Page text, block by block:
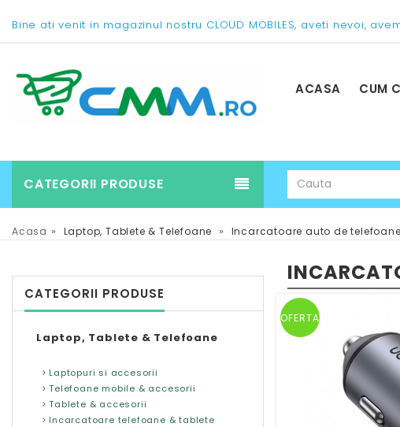
Bine ati venit in magazinul nostru CLOUD MOBILES, aveti nevoi,
ACASA CUM
CATEGORII PRODUSE
Acasa » Laptop, Tablete & Telefoane » Incarcatoare auto de telefoane
OFERTA
CATEGORII PRODUSE
Laptop, Tablete & Telefoane
Laptopuri si accesorii
Telefoane mobile & accesorii
Tablete & accesorii
Incarcatoare telefoane & tablete